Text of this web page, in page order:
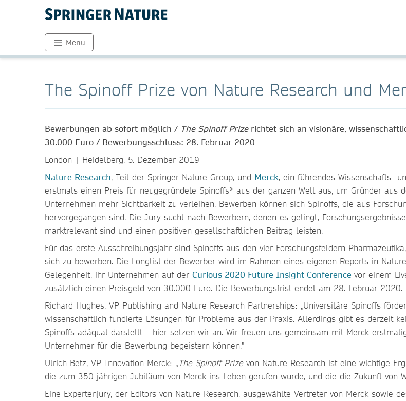
Menu
The Spinoff Prize von Nature Research und
Bewerbungen ab sofort möglich / The Spinoff Prizerichtet sich an visionäre,
30.000 Euro / Bewerbungsschluss: 28. Februar 2020
London | Heidelberg, 5. Dezember 2019
Nature Research, Teil der Springer Nature Group, und Merck, ein führendes Wissenschafts-
erstmals einen Preis für neugegründete Spinoffs* aus der ganzen Welt aus, um Gründer aus
Unternehmen mehr Sichtbarkeit zu verleihen. Bewerben können sich Spinoffs, die aus
hervorgegangen sind. Die Jury sucht nach Bewerbern, denen es gelingt,
marktrelevant sind und einen positiven gesellschaftlichen Beitrag leisten.
Für das erste Ausschreibungsjahr sind Spinoffs aus den vier Forschungsfeldern
sich zu bewerben. Die Longlist der Bewerber wird im Rahmen eines eigenen Reports in
Gelegenheit, ihr Unternehmen auf der Curious 2020 Future Insight Conference vor einem
zusätzlich einen Preisgeld von 30.000 Euro. Die Bewerbungsfrist endet am 28. Februar 2020.
Richard Hughes, VP Publishing and Nature Research Partnerships: „Universitäre Spinoffs
wissenschaftlich fundierte Lösungen für Probleme aus der Praxis. Allerdings gibt es derzeit
Spinoffs adäquat darstellt – hier setzen wir an. Wir freuen uns gemeinsam mit Merck
Unternehmer für die Bewerbung begeistern können."
Ulrich Betz, VP Innovation Merck: „The Spinoff Prizevon Nature Research ist eine wichtige
die zum 350-jährigen Jubiläum von Merck ins Leben gerufen wurde, und die die Zukunft von
Eine Expertenjury, der Editors von Nature Research, ausgewählte Vertreter von Merck sowie